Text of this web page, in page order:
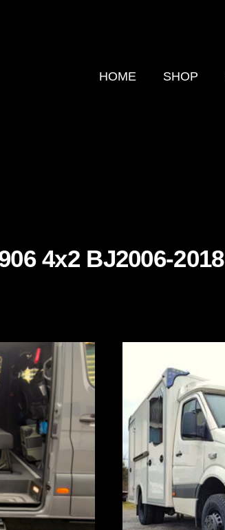
HOME SHOP
4x2 BJ2006-2018